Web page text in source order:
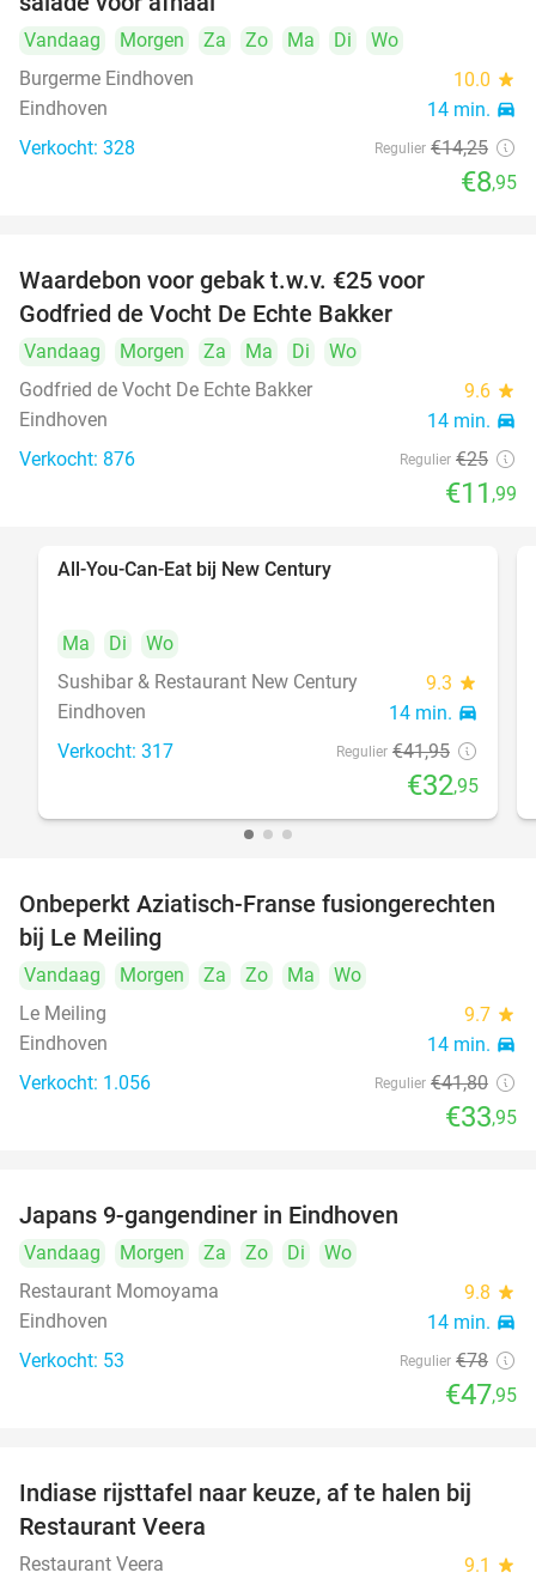
Vandaag Morgen Za Zo Ma Di
Wo
Burgerme Eindhoven
10.0 star
Eindhoven 14 min. directions_car
Verkocht: 328 Regulier €14,25
€8,95
Waardebon voor gebak t.w.v. €25 voor
Godfried de Vocht De Echte Bakker
Vandaag Morgen Za Ma Di
Wo
Godfried de Vocht De Echte Bakker
9.6 star
Eindhoven 14 min. directions_car
Verkocht: 876 Regulier €25
€11 ,99
All-You-Can-Eat bij New Century
Ma Di
Wo
Sushibar & Restaurant New Century
9.3 star
Eindhoven 14 min. directions_car
Verkocht: 317 Regulier €41,95
€32,95
19%
Onbeperkt Aziatisch-Franse fusiongerechten
bij Le Meiling
Vandaag Morgen Za Zo Ma
Wo
Le Meiling
9.7 star
Eindhoven 14 min. directions_car
Verkocht: 1.056 Regulier €41,80
€33,95
Japans 9-gangendiner in Eindhoven
Vandaag Morgen Za Zo Di
Wo
Restaurant Momoyama
9.8 star
Eindhoven 14 min. directions_car
Verkocht: 53 Regulier €78
€47,95
47%
Indiase rijsttafel naar keuze, af te halen bij
Restaurant Veera
Restaurant Veera 9.1 star